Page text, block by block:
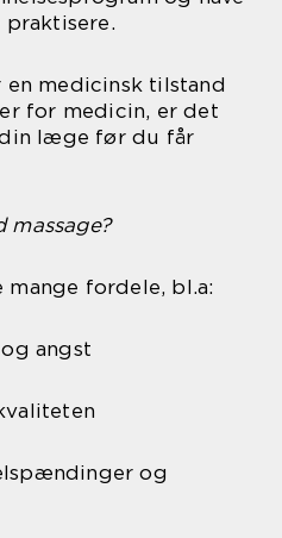
praktisere.
medicinsk tilstand
for medicin, er det
læge før du får
massage?
mange fordele, bl.a:
angst
og